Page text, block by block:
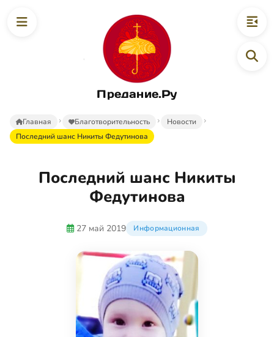
Предание.Ру
Главная Благотворительность
Новости
Последний шанс Никиты Федутинова
Последний шанс Никиты
Федутинова
27 май 2019 Информационная